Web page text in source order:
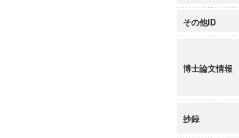
その他ID
博士論文情報
抄録